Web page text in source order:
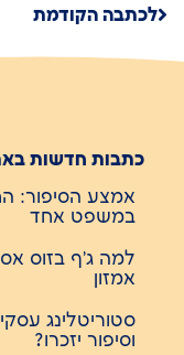
לכתבה הקודמת
כתבות חדשות
אמצע הסיפור:
במשפט אחד
למה ג'ף בזוס
אמזון
סטוריטלינג
וסיפור יזכרו?